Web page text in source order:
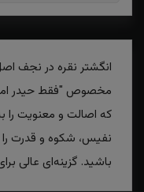
انگشتر نقره در نجف
مخصوص "فقط حیدر
که اصالت و معنویت را
نفیس، شکوه و قدرت
باشید. گزینه‌ای عالی